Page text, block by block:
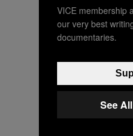
VICE membership
our very best
documentaries.
See